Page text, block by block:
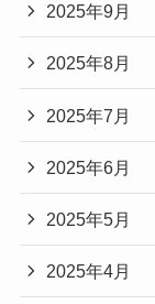
2025年9月
2025年8月
2025年7月
2025年6月
2025年5月
2025年4月